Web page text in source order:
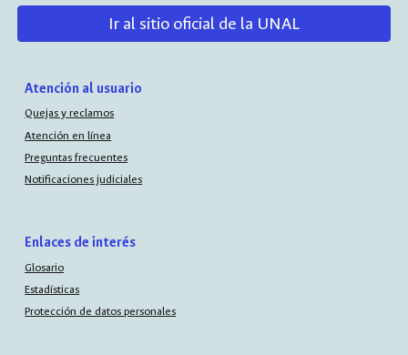
Ir al sitio oficial de la UNAL
Atención al usuario
Quejas y reclamos
Atención en línea
Preguntas frecuentes
Notificaciones judiciales
Enlaces de interés
Glosario
Estadísticas
Protección de datos personales